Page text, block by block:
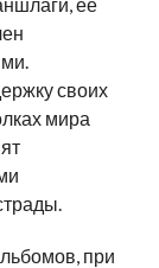
своих
мира
при